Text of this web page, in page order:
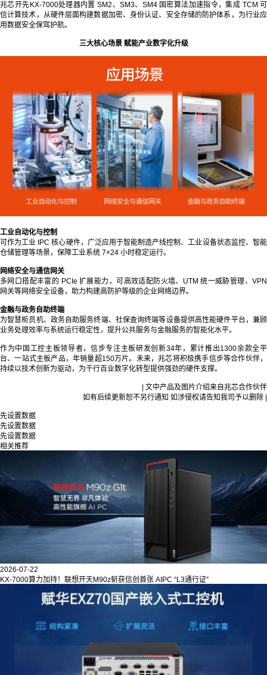
兆芯开先KX-7000处理器内置 SM2、SM3、SM4 国密算法加速指令，集成 TCM 可
信计算技术，从硬件层面构建数据加密、身份认证、安全存储的防护体系，为行业应
用数据安全保驾护航。
三大核心场景 赋能产业数字化升级
工业自动化与控制
可作为工业 IPC 核心硬件，广泛应用于智能制造产线控制、工业设备状态监控、智能
仓储管理等场景，保障工业系统 7×24 小时稳定运行。
网络安全与通信网关
多网口搭配丰富的 PCIe 扩展能力，可高效适配防火墙、UTM 统一威胁管理、VPN
网关等网络安全设备，助力构建高防护等级的企业网络边界。
金融与政务自助终端
为智慧柜员机、政务自助服务终端、社保查询终端等设备提供高性能硬件平台，兼顾
业务处理效率与系统运行稳定性，提升公共服务与金融服务的智能化水平。
作为中国工控主板领导者，信步专注主板研发创新34年，累计推出1300余款全平
台、一站式主板产品，年销量超150万片。未来，兆芯将积极携手信步等合作伙伴，
持续以技术创新为驱动，为千行百业数字化转型提供强劲的硬件支撑。
| 文中产品及图片介绍来自兆芯合作伙伴
如有后续更新恕不另行通知 如涉侵权请告知我司予以删除 |
先设置数据
先设置数据
先设置数据
相关推荐
2026-07-22
KX-7000算力加持！联想开天M90z斩获信创首张 AIPC “L3通行证”